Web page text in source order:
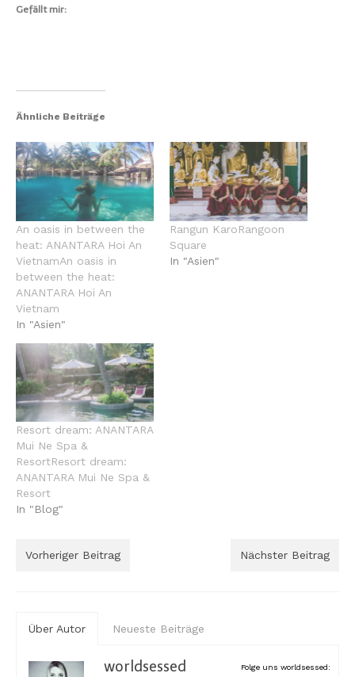
Gefällt mir:
Ähnliche Beiträge
An oasis in between the
heat: ANANTARA Hoi An
VietnamAn oasis in
between the heat:
ANANTARA Hoi An
Vietnam
In "Asien"
Rangun KaroRangoon
Square
In "Asien"
Resort dream: ANANTARA
Mui Ne Spa &
ResortResort dream:
ANANTARA Mui Ne Spa &
Resort
In "Blog"
Vorheriger Beitrag Nächster Beitrag
Über Autor Neueste Beiträge
Folge uns worldsessed:
worldsessed